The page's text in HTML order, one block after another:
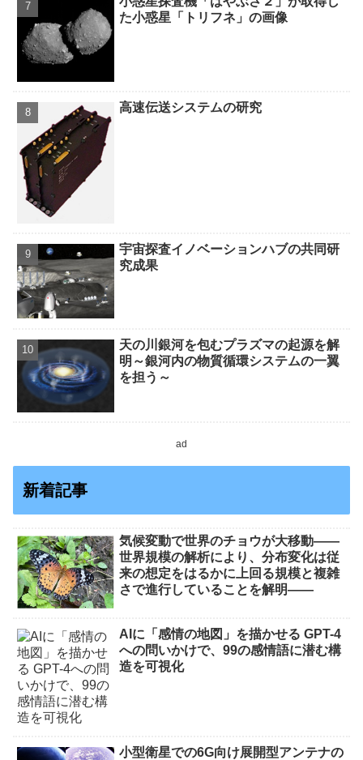
た小惑星「トリフネ」の画像
高速伝送システムの研究
宇宙探査イノベーションハブの共同研
究成果
天の川銀河を包むプラズマの起源を解
明～銀河内の物質循環システムの一翼
を担う～
ad
新着記事
気候変動で世界のチョウが大移動――
世界規模の解析により、分布変化は従
来の想定をはるかに上回る規模と複雑
さで進行していることを解明――
AIに「感情の地図」を描かせる GPT-4
への問いかけで、99の感情語に潜む構
造を可視化
小型衛星での6G向け展開型アンテナの